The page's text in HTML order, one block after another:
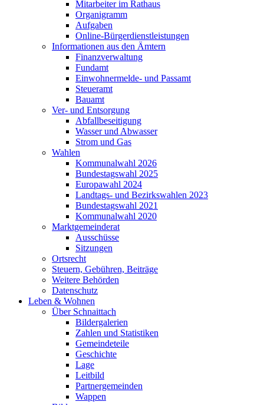
Mitarbeiter im Rathaus
Organigramm
Aufgaben
Online-Bürgerdienstleistungen
Informationen aus den Ämtern
Finanzverwaltung
Fundamt
Einwohnermelde- und Passamt
Steueramt
Bauamt
Ver- und Entsorgung
Abfallbeseitigung
Wasser und Abwasser
Strom und Gas
Wahlen
Kommunalwahl 2026
Bundestagswahl 2025
Europawahl 2024
Landtags- und Bezirkswahlen 2023
Bundestagswahl 2021
Kommunalwahl 2020
Marktgemeinderat
Ausschüsse
Sitzungen
Ortsrecht
Steuern, Gebühren, Beiträge
Weitere Behörden
Datenschutz
Leben & Wohnen
Über Schnaittach
Bildergalerien
Zahlen und Statistiken
Gemeindeteile
Geschichte
Lage
Leitbild
Partnergemeinden
Wappen